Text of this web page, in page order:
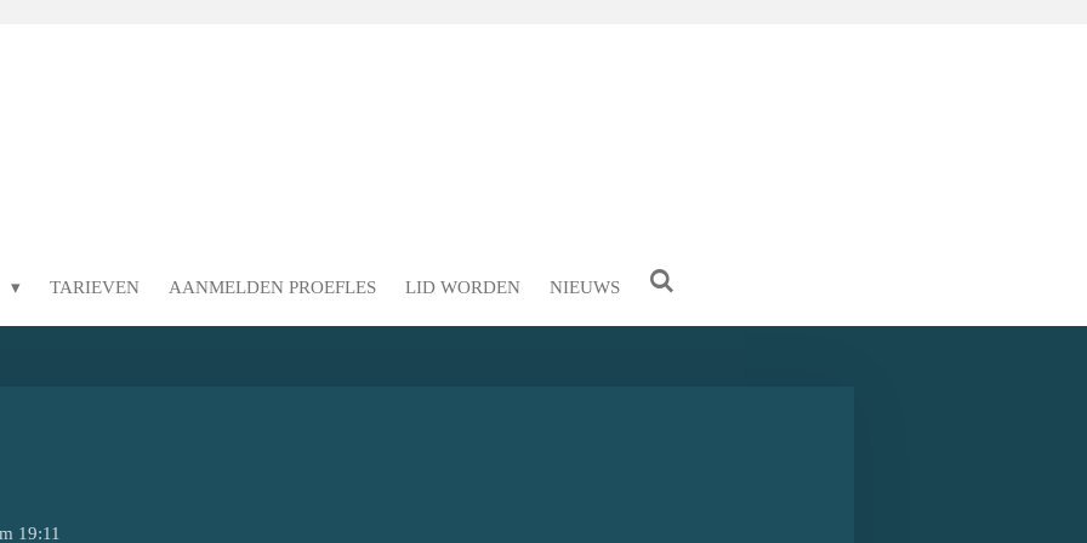
TARIEVEN AANMELDEN PROEFLES LID WORDEN NIEUWS
19:11